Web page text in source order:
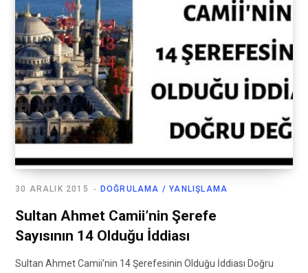
DOĞRULAMA / YANLIŞLAMA
30 ARALIK 2015
Sultan Ahmet Camii’nin Şerefe
Sayısının 14 Olduğu İddiası
Sultan Ahmet Camii’nin 14 Şerefesinin Olduğu İddiası Doğru